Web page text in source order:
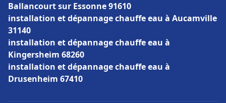
Ballancourt sur Essonne 91610
installation et dépannage chauffe eau à Aucamville
31140
installation et dépannage chauffe eau à
Kingersheim 68260
installation et dépannage chauffe eau à
Drusenheim 67410